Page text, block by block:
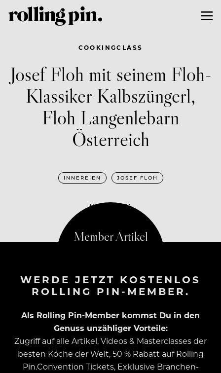
COOKINGCLASS
Josef Floh mit seinem Floh-
Klassiker Kalbszüngerl,
Floh Langenlebarn
Österreich
INNEREIEN JOSEF FLOH
MAI 19, 2021
WERDE JETZT KOSTENLOS
ROLLING PIN-MEMBER.
Als Rolling Pin-Member kommst Du in den
Genuss unzähliger Vorteile:
Zugriff auf alle Artikel, Videos & Masterclasses der
besten Köche der Welt, 50 % Rabatt auf Rolling
Pin.Convention Tickets, Exklusive Branchen-